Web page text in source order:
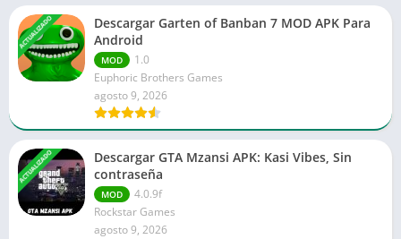
ACTUALIZADO
Descargar Garten of Banban 7 MOD APK Para
Android
MOD
1.0
Euphoric Brothers Games
agosto 9, 2026
ACTUALIZADO
Descargar GTA Mzansi APK: Kasi Vibes, Sin
contraseña
MOD
4.0.9f
Rockstar Games
agosto 9, 2026